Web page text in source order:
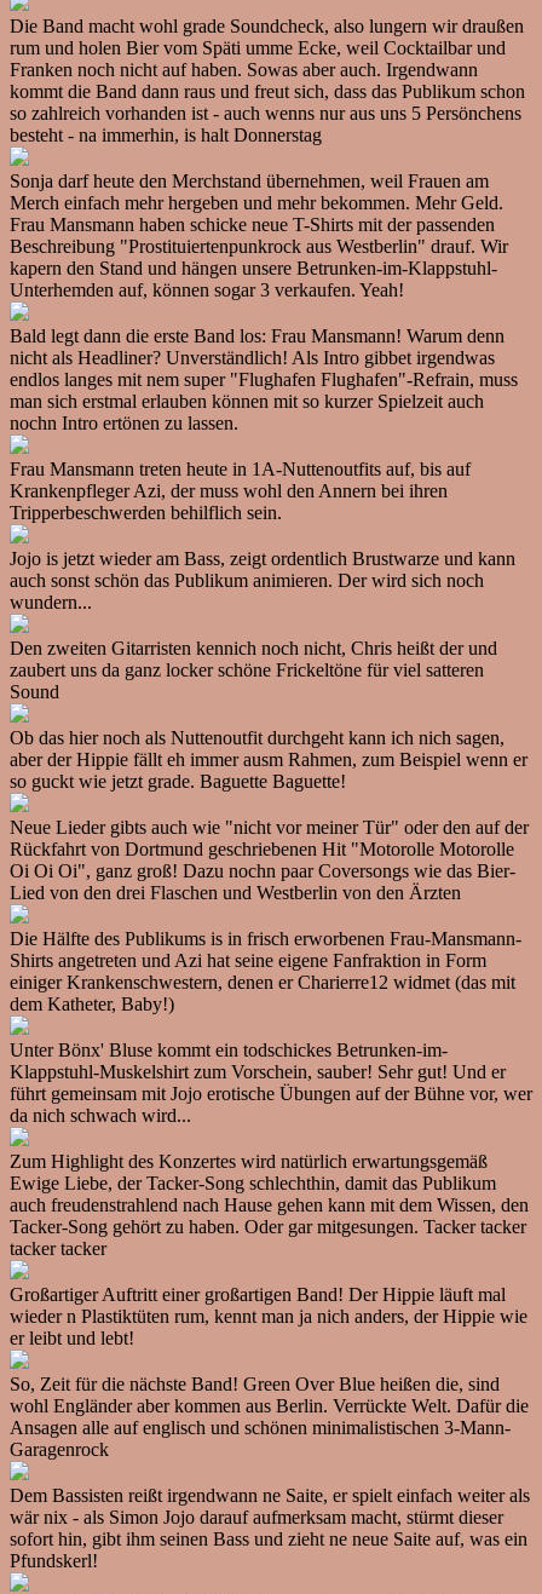
Die Band macht wohl grade Soundcheck, also lungern wir draußen
rum und holen Bier vom Späti umme Ecke, weil Cocktailbar und
Franken noch nicht auf haben. Sowas aber auch. Irgendwann
kommt die Band dann raus und freut sich, dass das Publikum schon
so zahlreich vorhanden ist - auch wenns nur aus uns 5 Persönchens
besteht - na immerhin, is halt Donnerstag
Sonja darf heute den Merchstand übernehmen, weil Frauen am
Merch einfach mehr hergeben und mehr bekommen. Mehr Geld.
Frau Mansmann haben schicke neue T-Shirts mit der passenden
Beschreibung "Prostituiertenpunkrock aus Westberlin" drauf. Wir
kapern den Stand und hängen unsere Betrunken-im-Klappstuhl-
Unterhemden auf, können sogar 3 verkaufen. Yeah!
Bald legt dann die erste Band los: Frau Mansmann! Warum denn
nicht als Headliner? Unverständlich! Als Intro gibbet irgendwas
endlos langes mit nem super "Flughafen Flughafen"-Refrain, muss
man sich erstmal erlauben können mit so kurzer Spielzeit auch
nochn Intro ertönen zu lassen.
Frau Mansmann treten heute in 1A-Nuttenoutfits auf, bis auf
Krankenpfleger Azi, der muss wohl den Annern bei ihren
Tripperbeschwerden behilflich sein.
Jojo is jetzt wieder am Bass, zeigt ordentlich Brustwarze und kann
auch sonst schön das Publikum animieren. Der wird sich noch
wundern...
Den zweiten Gitarristen kennich noch nicht, Chris heißt der und
zaubert uns da ganz locker schöne Frickeltöne für viel satteren
Sound
Ob das hier noch als Nuttenoutfit durchgeht kann ich nich sagen,
aber der Hippie fällt eh immer ausm Rahmen, zum Beispiel wenn er
so guckt wie jetzt grade. Baguette Baguette!
Neue Lieder gibts auch wie "nicht vor meiner Tür" oder den auf der
Rückfahrt von Dortmund geschriebenen Hit "Motorolle Motorolle
Oi Oi Oi", ganz groß! Dazu nochn paar Coversongs wie das Bier-
Lied von den drei Flaschen und Westberlin von den Ärzten
Die Hälfte des Publikums is in frisch erworbenen Frau-Mansmann-
Shirts angetreten und Azi hat seine eigene Fanfraktion in Form
einiger Krankenschwestern, denen er Charierre12 widmet (das mit
dem Katheter, Baby!)
Unter Bönx' Bluse kommt ein todschickes Betrunken-im-
Klappstuhl-Muskelshirt zum Vorschein, sauber! Sehr gut! Und er
führt gemeinsam mit Jojo erotische Übungen auf der Bühne vor, wer
da nich schwach wird...
Zum Highlight des Konzertes wird natürlich erwartungsgemäß
Ewige Liebe, der Tacker-Song schlechthin, damit das Publikum
auch freudenstrahlend nach Hause gehen kann mit dem Wissen, den
Tacker-Song gehört zu haben. Oder gar mitgesungen. Tacker tacker
tacker tacker
Großartiger Auftritt einer großartigen Band! Der Hippie läuft mal
wieder n Plastiktüten rum, kennt man ja nich anders, der Hippie wie
er leibt und lebt!
So, Zeit für die nächste Band! Green Over Blue heißen die, sind
wohl Engländer aber kommen aus Berlin. Verrückte Welt. Dafür die
Ansagen alle auf englisch und schönen minimalistischen 3-Mann-
Garagenrock
Dem Bassisten reißt irgendwann ne Saite, er spielt einfach weiter als
wär nix - als Simon Jojo darauf aufmerksam macht, stürmt dieser
sofort hin, gibt ihm seinen Bass und zieht ne neue Saite auf, was ein
Pfundskerl!